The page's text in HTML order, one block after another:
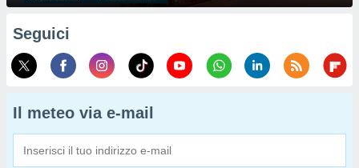
Seguici
Il meteo via e-mail